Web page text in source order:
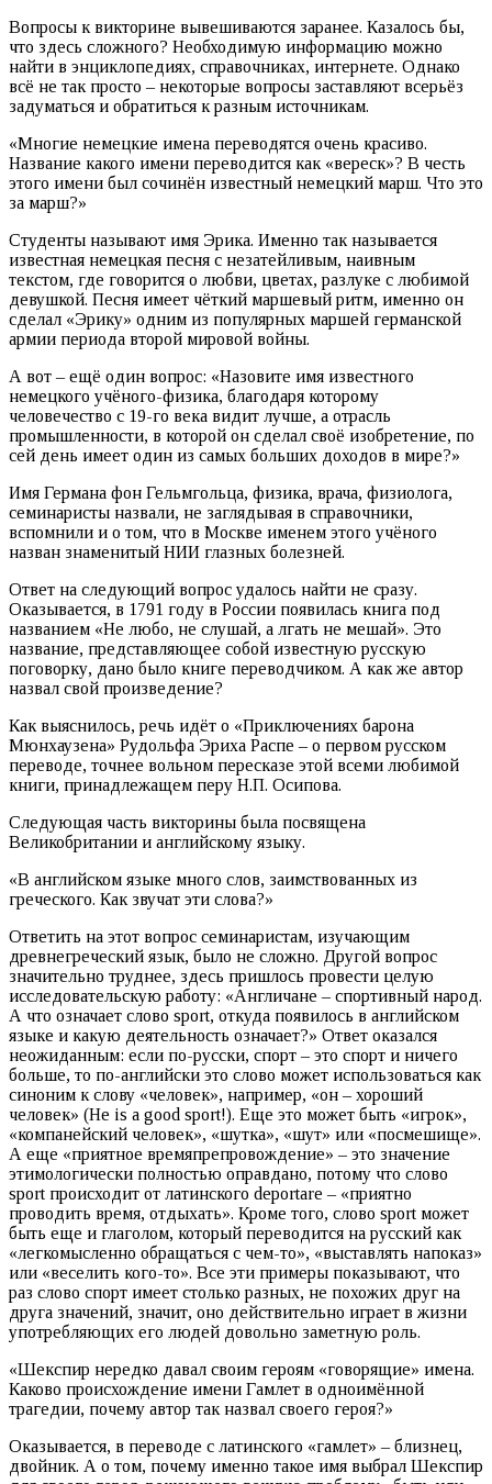
Вопросы к викторине вывешиваются заранее. Казалось бы,
что здесь сложного? Необходимую информацию можно
найти в энциклопедиях, справочниках, интернете. Однако
всё не так просто – некоторые вопросы заставляют всерьёз
задуматься и обратиться к разным источникам.
«Многие немецкие имена переводятся очень красиво.
Название какого имени переводится как «вереск»? В честь
этого имени был сочинён известный немецкий марш. Что это
за марш?»
Студенты называют имя Эрика. Именно так называется
известная немецкая песня с незатейливым, наивным
текстом, где говорится о любви, цветах, разлуке с любимой
девушкой. Песня имеет чёткий маршевый ритм, именно он
сделал «Эрику» одним из популярных маршей германской
армии периода второй мировой войны.
А вот – ещё один вопрос: «Назовите имя известного
немецкого учёного-физика, благодаря которому
человечество с 19-го века видит лучше, а отрасль
промышленности, в которой он сделал своё изобретение, по
сей день имеет один из самых больших доходов в мире?»
Имя Германа фон Гельмгольца, физика, врача, физиолога,
семинаристы назвали, не заглядывая в справочники,
вспомнили и о том, что в Москве именем этого учёного
назван знаменитый НИИ глазных болезней.
Ответ на следующий вопрос удалось найти не сразу.
Оказывается, в 1791 году в России появилась книга под
названием «Не любо, не слушай, а лгать не мешай». Это
название, представляющее собой известную русскую
поговорку, дано было книге переводчиком. А как же автор
назвал свой произведение?
Как выяснилось, речь идёт о «Приключениях барона
Мюнхаузена» Рудольфа Эриха Распе – о первом русском
переводе, точнее вольном пересказе этой всеми любимой
книги, принадлежащем перу Н.П. Осипова.
Следующая часть викторины была посвящена
Великобритании и английскому языку.
«В английском языке много слов, заимствованных из
греческого. Как звучат эти слова?»
Ответить на этот вопрос семинаристам, изучающим
древнегреческий язык, было не сложно. Другой вопрос
значительно труднее, здесь пришлось провести целую
исследовательскую работу: «Англичане – спортивный народ.
А что означает слово sport, откуда появилось в английском
языке и какую деятельность означает?» Ответ оказался
неожиданным: если по-русски, спорт – это спорт и ничего
больше, то по-английски это слово может использоваться как
синоним к слову «человек», например, «он – хороший
человек» (He is a good sport!). Еще это может быть «игрок»,
«компанейский человек», «шутка», «шут» или «посмешище».
А еще «приятное времяпрепровождение» – это значение
этимологически полностью оправдано, потому что слово
sport происходит от латинского deportare – «приятно
проводить время, отдыхать». Кроме того, слово sport может
быть еще и глаголом, который переводится на русский как
«легкомысленно обращаться с чем-то», «выставлять напоказ»
или «веселить кого-то». Все эти примеры показывают, что
раз слово спорт имеет столько разных, не похожих друг на
друга значений, значит, оно действительно играет в жизни
употребляющих его людей довольно заметную роль.
«Шекспир нередко давал своим героям «говорящие» имена.
Каково происхождение имени Гамлет в одноимённой
трагедии, почему автор так назвал своего героя?»
Оказывается, в переводе с латинского «гамлет» – близнец,
двойник. А о том, почему именно такое имя выбрал Шекспир